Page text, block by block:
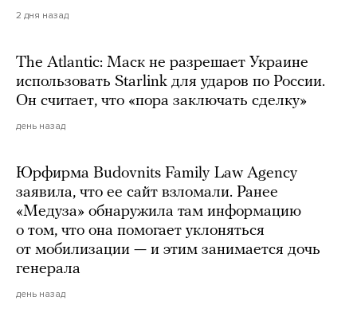
2 дня назад
The Atlantic: Маск не разрешает Украине
использовать Starlink для ударов по России.
Он считает, что «пора заключать сделку»
день назад
Юрфирма Budovnits Family Law Agency
заявила, что ее сайт взломали. Ранее
«Медуза» обнаружила там информацию
о том, что она помогает уклоняться
от мобилизации — и этим занимается дочь
генерала
день назад